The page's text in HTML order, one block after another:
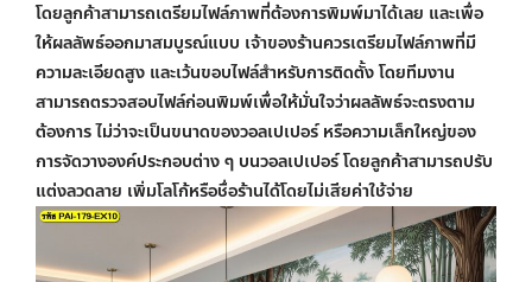
โดยลูกค้าสามารถเตรียมไฟล์ภาพที่ต้องการพิมพ์มาได้เลย และเพื่อ
ให้ผลลัพธ์ออกมาสมบูรณ์แบบ เจ้าของร้านควรเตรียมไฟล์ภาพที่มี
ความละเอียดสูง และเว้นขอบไฟล์สำหรับการติดตั้ง โดยทีมงาน
สามารถตรวจสอบไฟล์ก่อนพิมพ์เพื่อให้มั่นใจว่าผลลัพธ์จะตรงตาม
ต้องการ ไม่ว่าจะเป็นขนาดของวอลเปเปอร์ หรือความเล็กใหญ่ของ
การจัดวางองค์ประกอบต่าง ๆ บนวอลเปเปอร์ โดยลูกค้าสามารถปรับ
แต่งลวดลาย เพิ่มโลโก้หรือชื่อร้านได้โดยไม่เสียค่าใช้จ่าย